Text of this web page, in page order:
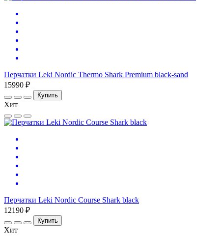
Перчатки Leki Nordic Thermo Shark Premium black-sand
15990 ₽
Купить
Хит
Перчатки Leki Nordic Course Shark black
12190 ₽
Купить
Хит